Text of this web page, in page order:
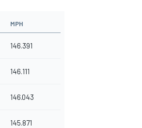
MPH
146.391
146.111
146.043
145.871